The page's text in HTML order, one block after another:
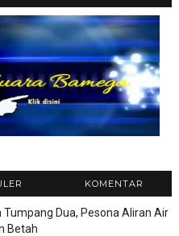
KOMENTAR
Tumpang Dua, Pesona Aliran Air
Betah